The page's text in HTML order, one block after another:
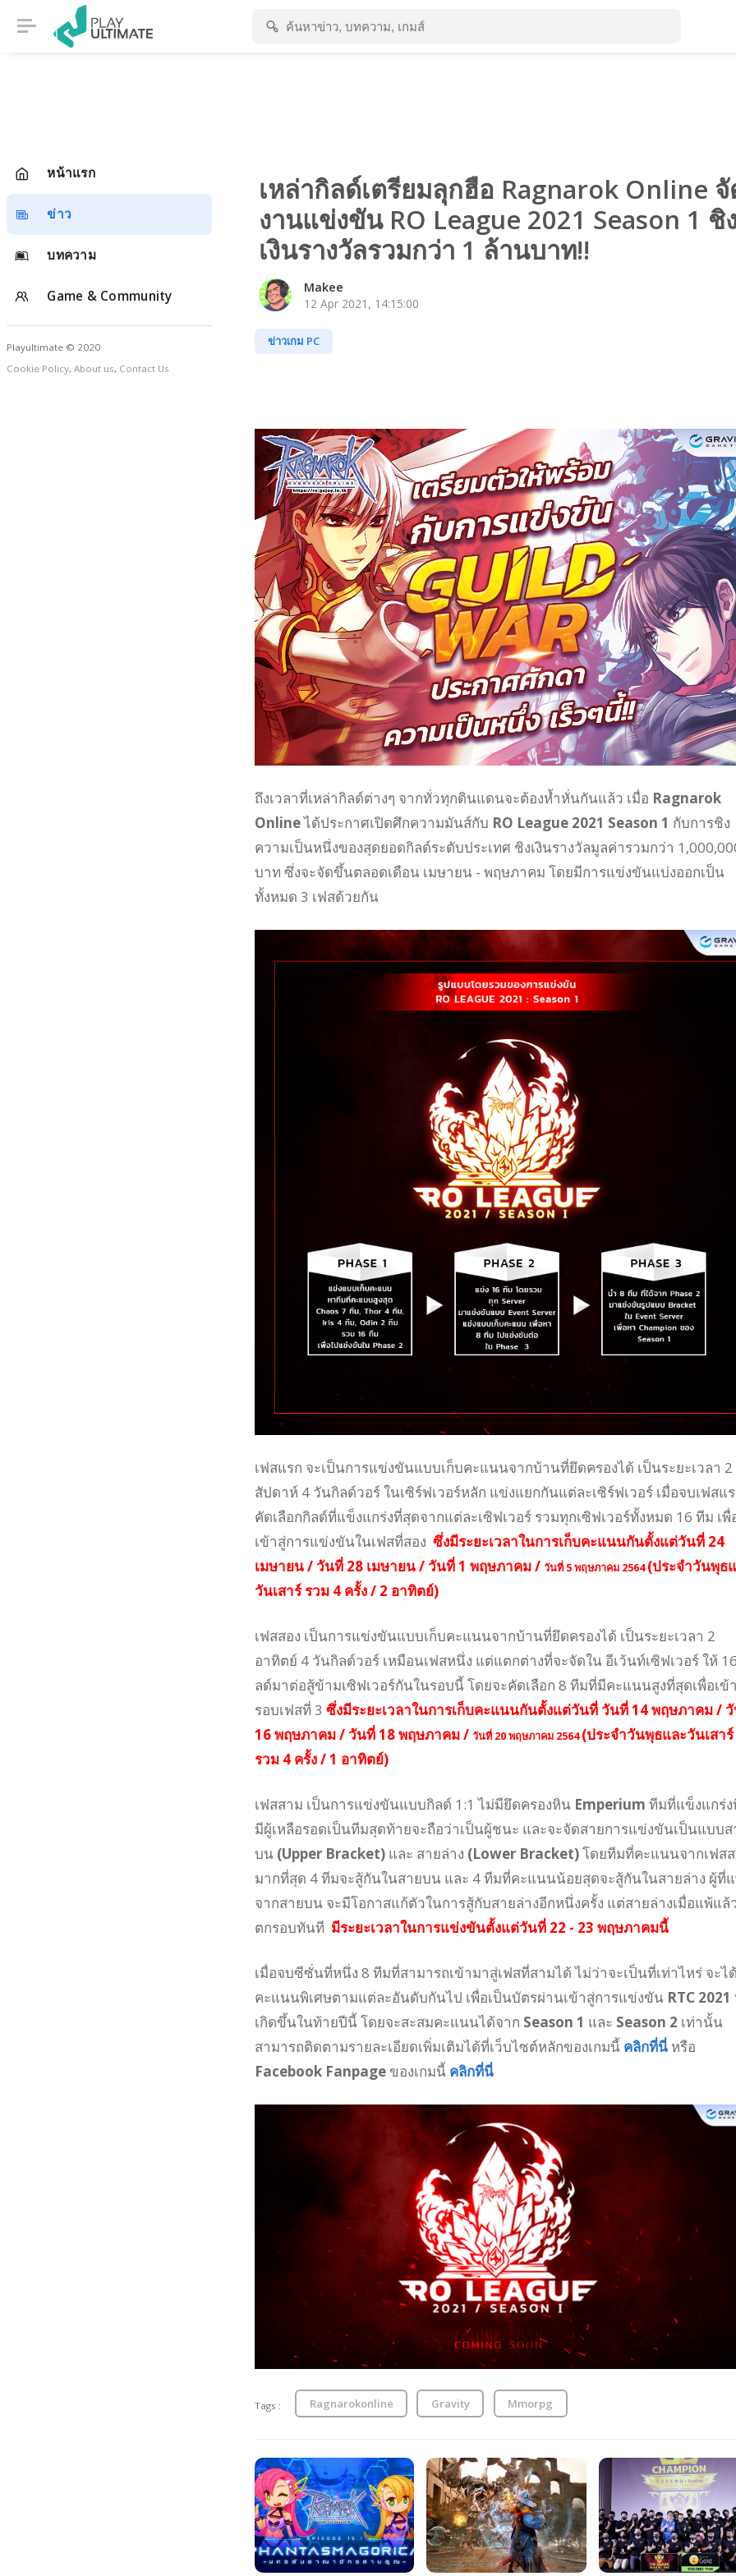
หน้าแรก
ข่าว
บทความ
Game & Community
Playultimate © 2020
Cookie Policy, About us, Contact Us
เหล่ากิลด์เตรียมลุกฮือ Ragnarok Online
งานแข่งขัน RO League 2021 Season 1 ชิ
เงินรางวัลรวมกว่า 1 ล้านบาท!!
Makee
12 Apr 2021, 14:15:00
ข่าวเกม PC
ถึงเวลาที่เหล่ากิลด์ต่างๆ จากทั่วทุกดินแดนจะต้องห้ำหั่นกันแล้ว เมื่อ Ragnarok
Onlineได้ประกาศเปิดศึกความมันส์กับ RO League 2021 Season 1 กับการชิง
ความเป็นหนึ่งของสุดยอดกิลด์ระดับประเทศ ชิงเงินรางวัลมูลค่ารวมกว่า
บาท ซึ่งจะจัดขึ้นตลอดเดือน เมษายน - พฤษภาคม โดยมีการแข่งขันแบ่งออกเป็น
ทั้งหมด 3 เฟสด้วยกัน
เฟสแรก จะเป็นการแข่งขันแบบเก็บคะแนนจากบ้านที่ยึดครองได้ เป็นระยะเวลา 2
สัปดาห์ 4 วันกิลด์วอร์ ในเซิร์ฟเวอร์หลัก แข่งแยกกันแต่ละเซิร์ฟเวอร์ เมื่อจบเฟสแ
คัดเลือกกิลด์ที่แข็งแกร่งที่สุดจากแต่ละเซิฟเวอร์ รวมทุกเซิฟเวอร์ทั้งหมด 16 ทีม เพื่
เข้าสู่การแข่งขันในเฟสที่สอง ซึ่งมีระยะเวลาในการเก็บคะแนนกันตั้งแต่วันที่ 24
เมษายน / วันที่ 28 เมษายน / วันที่ 1 พฤษภาคม / วันที่ 5 พฤษภาคม 2564(ประจำวันพุธ
วันเสาร์ รวม 4 ครั้ง / 2 อาทิตย์)
เฟสสอง เป็นการแข่งขันแบบเก็บคะแนนจากบ้านที่ยึดครองได้ เป็นระยะเวลา 2
อาทิตย์ 4 วันกิลด์วอร์ เหมือนเฟสหนึ่ง แต่แตกต่างที่จะจัดใน อีเว้นท์เซิฟเวอร์ ให้
ลด์มาต่อสู้ข้ามเซิฟเวอร์กันในรอบนี้ โดยจะคัดเลือก 8 ทีมที่มีคะแนนสูงที่สุดเพื่อเข้
รอบเฟสที่ 3 ซึ่งมีระยะเวลาในการเก็บคะแนนกันตั้งแต่วันที่ วันที่ 14 พฤษภาคม /
16 พฤษภาคม / วันที่ 18 พฤษภาคม / วันที่ 20 พฤษภาคม 2564(ประจำวันพุธและวันเสาร์
รวม 4 ครั้ง / 1 อาทิตย์)
เฟสสาม เป็นการแข่งขันแบบกิลด์ 1:1 ไม่มียึดครองหิน Emperium ทีมที่แข็งแกร่
มีผู้เหลือรอดเป็นทีมสุดท้ายจะถือว่าเป็นผู้ชนะ และจะจัดสายการแข่งขันเป็นแบบส
บน (Upper Bracket)และ สายล่าง (Lower Bracket)โดยทีมที่คะแนนจากเฟส
มากที่สุด 4 ทีมจะสู้กันในสายบน และ 4 ทีมที่คะแนนน้อยสุดจะสู้กันในสายล่าง ผู้ที่
จากสายบน จะมีโอกาสแก้ตัวในการสู้กับสายล่างอีกหนึ่งครั้ง แต่สายล่างเมื่อแพ้แล้
ตกรอบทันที มีระยะเวลาในการแข่งขันตั้งแต่วันที่ 22 - 23 พฤษภาคมนี้
เมื่อจบซีซั่นที่หนึ่ง 8 ทีมที่สามารถเข้ามาสู่เฟสที่สามได้ ไม่ว่าจะเป็นที่เท่าไหร่ จะไ
คะแนนพิเศษตามแต่ละอันดับกันไป เพื่อเป็นบัตรผ่านเข้าสู่การแข่งขัน RTC 2021
เกิดขึ้นในท้ายปีนี้ โดยจะสะสมคะแนนได้จาก Season 1 และ Season 2 เท่านั้น
สามารถติดตามรายละเอียดเพิ่มเติมได้ที่เว็บไซต์หลักของเกมนี้ คลิกที่นี่หรือ
Facebook Fanpage ของเกมนี้ คลิกที่นี่
Tags : Ragnarokonline Gravity Mmorpg